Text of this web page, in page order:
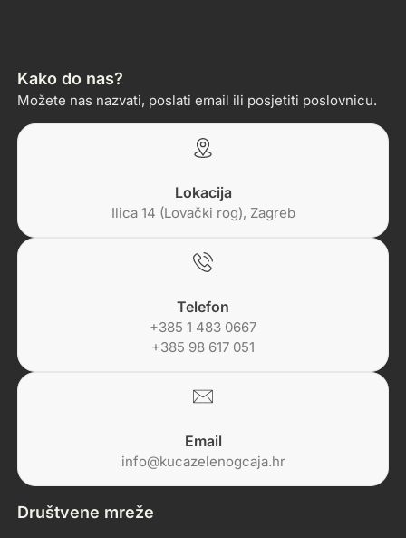
Kako do nas?
Možete nas nazvati, poslati email ili posjetiti poslovnicu.
Lokacija
Ilica 14 (Lovački rog), Zagreb
Telefon
+385 1 483 0667
+385 98 617 051
Email
info@kucazelenogcaja.hr
Društvene mreže